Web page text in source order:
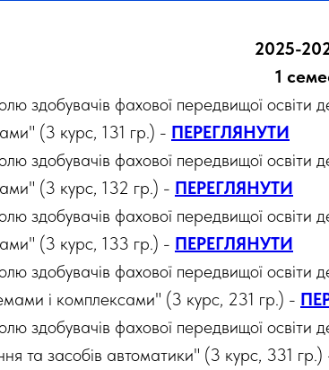
2025-
1
здобувачів фахової передвищої
(3 курс, 131 гр.) - ПЕРЕГЛЯНУТИ
здобувачів фахової передвищої
(3 курс, 132 гр.) - ПЕРЕГЛЯНУТИ
здобувачів фахової передвищої
(3 курс, 133 гр.) - ПЕРЕГЛЯНУТИ
здобувачів фахової передвищої
і комплексами" (3 курс, 231 гр.) -
здобувачів фахової передвищої
та засобів автоматики" (3 курс, 331 гр.)